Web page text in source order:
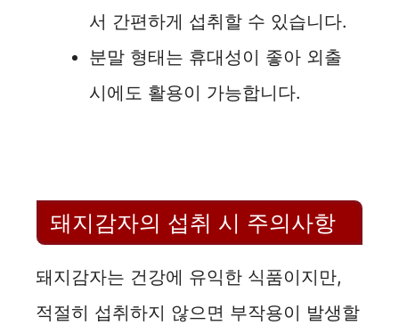
서 간편하게 섭취할 수 있습니다.
분말 형태는 휴대성이 좋아 외출
시에도 활용이 가능합니다.
돼지감자의 섭취 시 주의사항
돼지감자는 건강에 유익한 식품이지만,
적절히 섭취하지 않으면 부작용이 발생할